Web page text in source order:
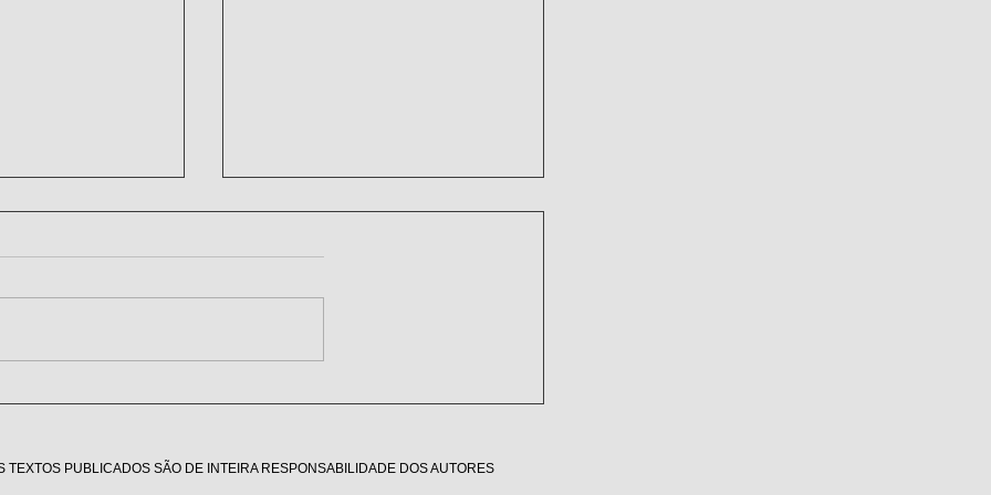
TEXTOS PUBLICADOS SÃO DE INTEIRA RESPONSABILIDADE DOS AUTORES